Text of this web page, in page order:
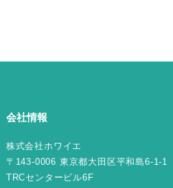
会社情報
株式会社ホワイエ
〒143-0006 東京都大田区平和島6-1-1
TRCセンタービル6F